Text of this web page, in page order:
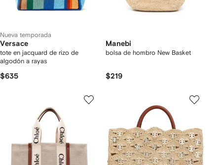
Nueva temporada
Versace
tote en jacquard de rizo de
algodón a rayas
$635
Manebi
bolsa de hombro New Basket
$219